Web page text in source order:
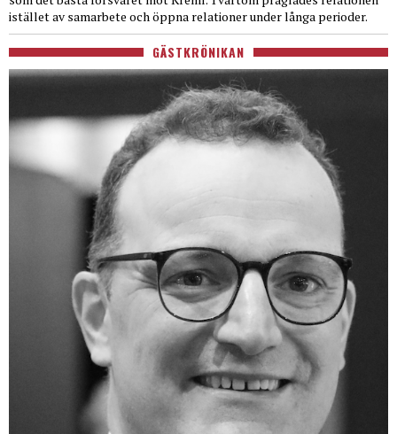
istället av samarbete och öppna relationer under långa perioder.
GÄSTKRÖNIKAN